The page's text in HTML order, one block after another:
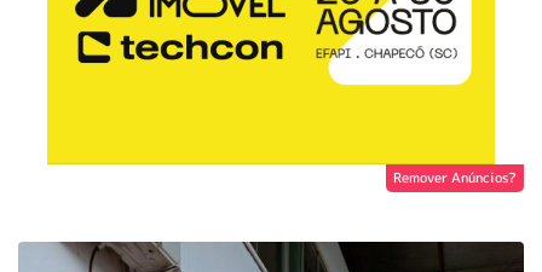
Remover Anúncios?